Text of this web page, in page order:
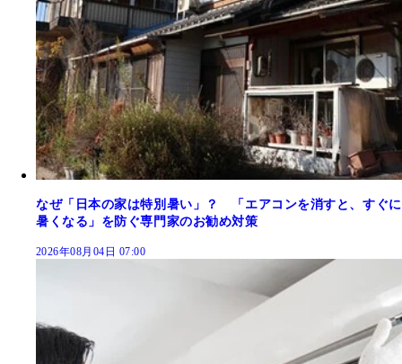
なぜ「日本の家は特別暑い」？ 「エアコンを消すと、すぐに
暑くなる」を防ぐ専門家のお勧め対策
2026年08月04日 07:00